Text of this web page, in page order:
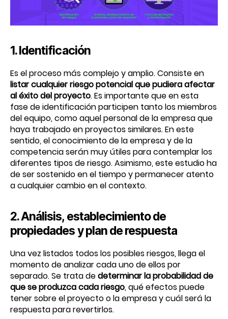
1. Identificación
Es el proceso más complejo y amplio. Consiste en
listar cualquier riesgo potencial que pudiera afectar
al éxito del proyecto. Es importante que en esta
fase de identificación participen tanto los miembros
del equipo, como aquel personal de la empresa que
haya trabajado en proyectos similares. En este
sentido, el conocimiento de la empresa y de la
competencia serán muy útiles para contemplar los
diferentes tipos de riesgo. Asimismo, este estudio ha
de ser sostenido en el tiempo y permanecer atento
a cualquier cambio en el contexto.
2. Análisis, establecimiento de
propiedades y plan de respuesta
Una vez listados todos los posibles riesgos, llega el
momento de analizar cada uno de ellos por
separado. Se trata dedeterminar la probabilidad de
que se produzca cada riesgo, qué efectos puede
tener sobre el proyecto o la empresa y cuál será la
respuesta para revertirlos.